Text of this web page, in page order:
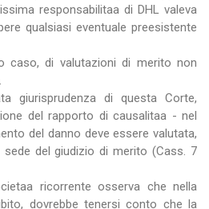
responsabilitaa di DHL valeva
qualsiasi eventuale preesistente
caso, di valutazioni di merito non
giurisprudenza di questa Corte,
del rapporto di causalitaa - nel
del danno deve essere valutata,
del giudizio di merito (Cass. 7
ricorrente osserva che nella
dovrebbe tenersi conto che la